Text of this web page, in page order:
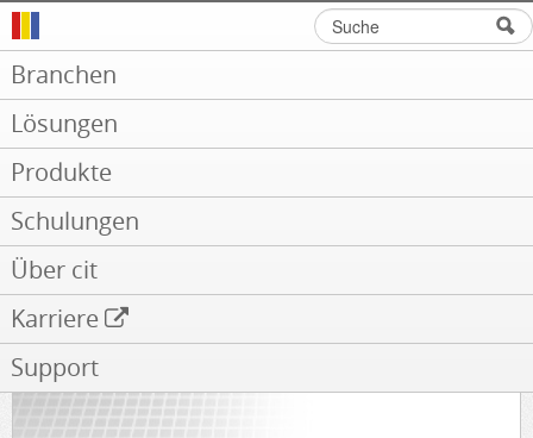
Branchen
Lösungen
Produkte
Schulungen
Über cit
Karriere
Support
Suchformular
Suche